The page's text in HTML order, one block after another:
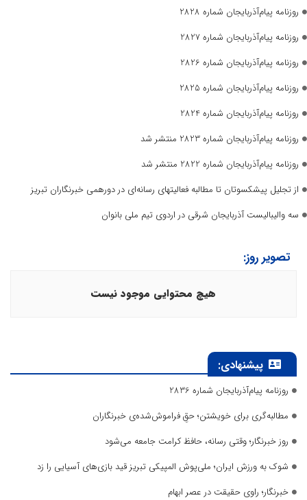
روزنامه پیام‌آذربایجان شماره 2828
روزنامه پیام‌آذربایجان شماره 2827
روزنامه پیام‌آذربایجان شماره 2826
روزنامه پیام‌آذربایجان شماره 2825
روزنامه پیام‌آذربایجان شماره 2824
روزنامه پیام‌آذربایجان شماره 2823 منتشر شد
روزنامه پیام‌آذربایجان شماره 2822 منتشر شد
از تجلیل پیشکسوتان تا مطالبه فعالیتهای رسانه‌ای در دورهمی خبرنگاران تبریز
سه والیبالیست آذربایجان‌ شرقی در اردوی تیم ملی بانوان
تصویر روز:
هیچ محتوایی موجود نیست
پیشنهادی:
روزنامه پیام‌آذربایجان شماره 2836
مطالبه‌گری برای خویشتن؛ حقِ فراموش‌شده‌ی خبرنگاران
روز خبرنگار؛ وقتی رسانه، حافظ کرامت جامعه می‌شود
شوک به ورزش ایران؛ ملی‌پوش المپیکی تبریز قید بازی‌های آسیایی را زد
خبرنگار؛ راوی حقیقت در عصر ابهام